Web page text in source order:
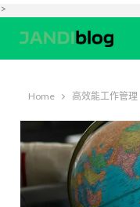
>
Home 高效能工作管理